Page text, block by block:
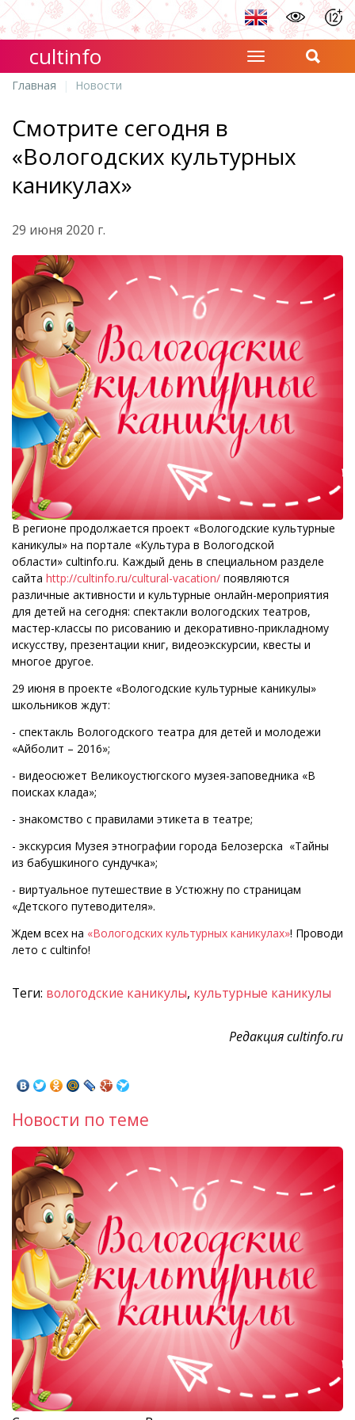
cultinfo
Главная Новости
Смотрите сегодня в
«Вологодских культурных
каникулах»
29 июня 2020 г.
В регионе продолжается проект «Вологодские культурные
каникулы» на портале «Культура в Вологодской
области» cultinfo.ru. Каждый день в специальном разделе
сайта http://cultinfo.ru/cultural-vacation/ появляются
различные активности и культурные онлайн-мероприятия
для детей на сегодня: спектакли вологодских театров,
мастер-классы по рисованию и декоративно-прикладному
искусству, презентации книг, видеоэкскурсии, квесты и
многое другое.
29 июня в проекте «Вологодские культурные каникулы»
школьников ждут:
- спектакль Вологодского театра для детей и молодежи
«Айболит – 2016»;
- видеосюжет Великоустюгского музея-заповедника «В
поисках клада»;
- знакомство с правилами этикета в театре;
- экскурсия Музея этнографии города Белозерска «Тайны
из бабушкиного сундучка»;
- виртуальное путешествие в Устюжну по страницам
«Детского путеводителя».
Ждем всех на «Вологодских культурных каникулах»! Проводи
лето с cultinfo!
Теги: вологодские каникулы, культурные каникулы
Редакция cultinfo.ru
Новости по теме